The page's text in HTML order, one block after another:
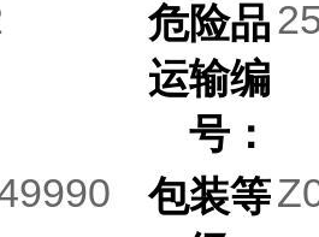
危险品
运输编
号：
包装等